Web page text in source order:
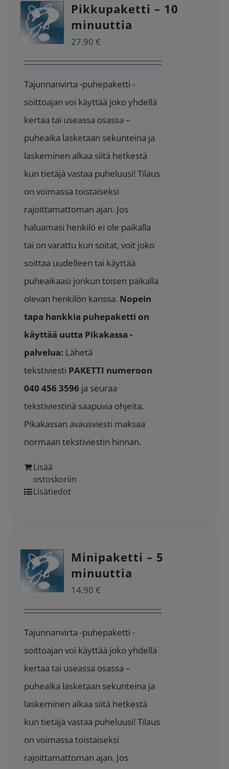
Pikkupaketti – 10
minuuttia
27.90€
Tajunnanvirta -puhepaketti -
soittoajan voi käyttää joko yhdellä
kertaa tai useassa osassa –
puheaika lasketaan sekunteina ja
laskeminen alkaa siitä hetkestä
kun tietäjä vastaa puheluusi! Tilaus
on voimassa toistaiseksi
rajoittamattoman ajan. Jos
haluamasi henkilö ei ole paikalla
tai on varattu kun soitat, voit joko
soittaa uudelleen tai käyttää
puheaikaasi jonkun toisen paikalla
olevan henkilön kanssa. Nopein
tapa hankkia puhepaketti on
käyttää uutta Pikakassa -
palvelua: Lähetä
tekstiviesti PAKETTI numeroon
040 456 3596 ja seuraa
tekstiviestinä saapuvia ohjeita.
Pikakassan avausviesti maksaa
normaan tekstiviestin hinnan.
Lisää
ostoskoriin
Lisätiedot
Minipaketti – 5
minuuttia
14.90€
Tajunnanvirta -puhepaketti -
soittoajan voi käyttää joko yhdellä
kertaa tai useassa osassa –
puheaika lasketaan sekunteina ja
laskeminen alkaa siitä hetkestä
kun tietäjä vastaa puheluusi! Tilaus
on voimassa toistaiseksi
rajoittamattoman ajan. Jos